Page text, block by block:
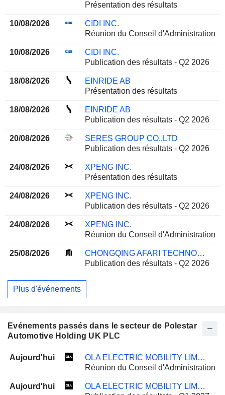
Présentation des résultats
10/08/2026
CIDI INC.
Réunion du Conseil d'Administration
10/08/2026
CIDI INC.
Publication des résultats - Q2 2026
18/08/2026
EINRIDE AB
Présentation des résultats
18/08/2026
EINRIDE AB
Publication des résultats - Q2 2026
20/08/2026
SERES GROUP CO.,LTD
Publication des résultats - Q2 2026
24/08/2026
XPENG INC.
Présentation des résultats
24/08/2026
XPENG INC.
Publication des résultats - Q2 2026
24/08/2026
XPENG INC.
Réunion du Conseil d'Administration
25/08/2026
CHONGQING AFARI TECHNOLOGY CO., LTD.
Publication des résultats - Q2 2026
Plus d'événements
Evénements passés dans le secteur de Polestar
Automotive Holding UK PLC
Aujourd'hui
OLA ELECTRIC MOBILITY LIMITED
Réunion du Conseil d'Administration
Aujourd'hui
OLA ELECTRIC MOBILITY LIMITED